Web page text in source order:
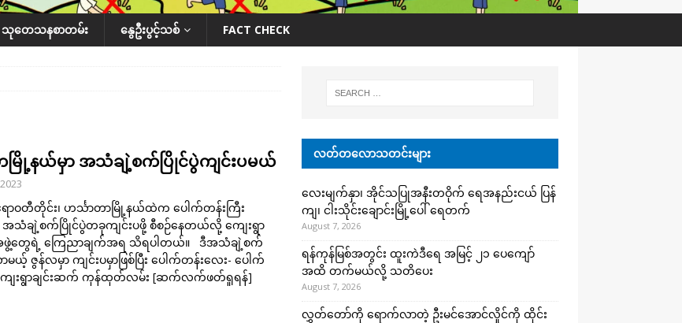
းတဝိုက် ရေအနည်းငယ် ပြန်ကျ၊ ငါးသိုင်းချောင်းမြို့ပေါ် ရေတက်
သုတေသနစာတမ်း နွေဦးပွင့်သစ် FACT CHECK
မြို့နယ်မှာ အသံချဲ့စက်ပြိုင်ပွဲကျင်းပမယ်
ရာဝတီတိုင်း၊ ဟင်္သာတာမြို့နယ်ထဲက ပေါက်တန်းကြီး
အသံချဲ့စက်ပြိုင်ပွဲတခုကျင်းပဖို့ စီစဉ်နေတယ်လို့ ကျေးရွာ
တွေရဲ့ ကြေညာချက်အရ သိရပါတယ်။ ဒီအသံချဲ့စက်
မယ့် ဇွန်လမှာ ကျင်းပမှာဖြစ်ပြီး ပေါက်တန်းလေး- ပေါက်
ျေးရွာချင်းဆက် ကုန်ထုတ်လမ်း [ဆက်လက်ဖတ်ရှုရန်]
လတ်တလောသတင်းများ
လေးမျက်နှာ၊ အိုင်သပြုအနီးတဝိုက် ရေအနည်းငယ် ပြန်
ကျ၊ ငါးသိုင်းချောင်းမြို့ပေါ် ရေတက်
August 7, 2026
ရန်ကုန်မြစ်အတွင်း ထူးကဲဒီရေ အ​မြင့် ၂၁ ပေကျော်
အထိ တက်မယ်လို့ သတိပေး
August 7, 2026
လွှတ်တော်ကို ရောက်လာတဲ့ ဦးမင်အောင်လှိုင်ကို ထိုင်း